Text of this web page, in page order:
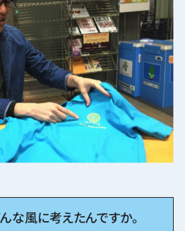
な風に考えたんですか。